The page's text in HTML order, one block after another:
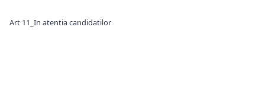
Art 11_In atentia candidatilor